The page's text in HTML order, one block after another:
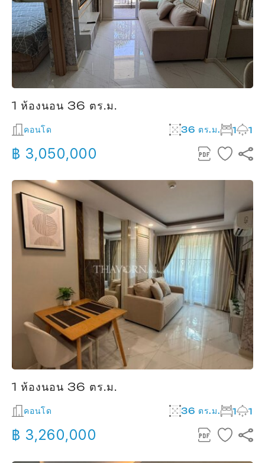
1 ห้องนอน 36 ตร.ม.
คอนโด 36 ตร.ม. 1 1
฿ 3,050,000
1 ห้องนอน 36 ตร.ม.
คอนโด 36 ตร.ม. 1 1
฿ 3,260,000